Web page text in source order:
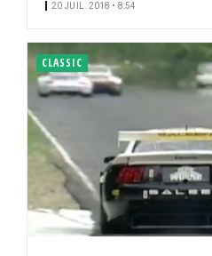
20 JUIL. 2018 • 8:54
CLASSIC